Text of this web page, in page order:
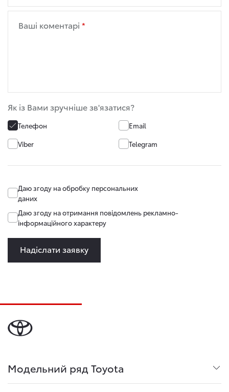
Ваші коментарі
Як із Вами зручніше зв'язатися?
Телефон
Email
Viber
Telegram
Даю згоду на обробку персональних
даних
Даю згоду на отримання повідомлень рекламно-
інформаційного характеру
Надіслати заявку
Модельний ряд Toyota